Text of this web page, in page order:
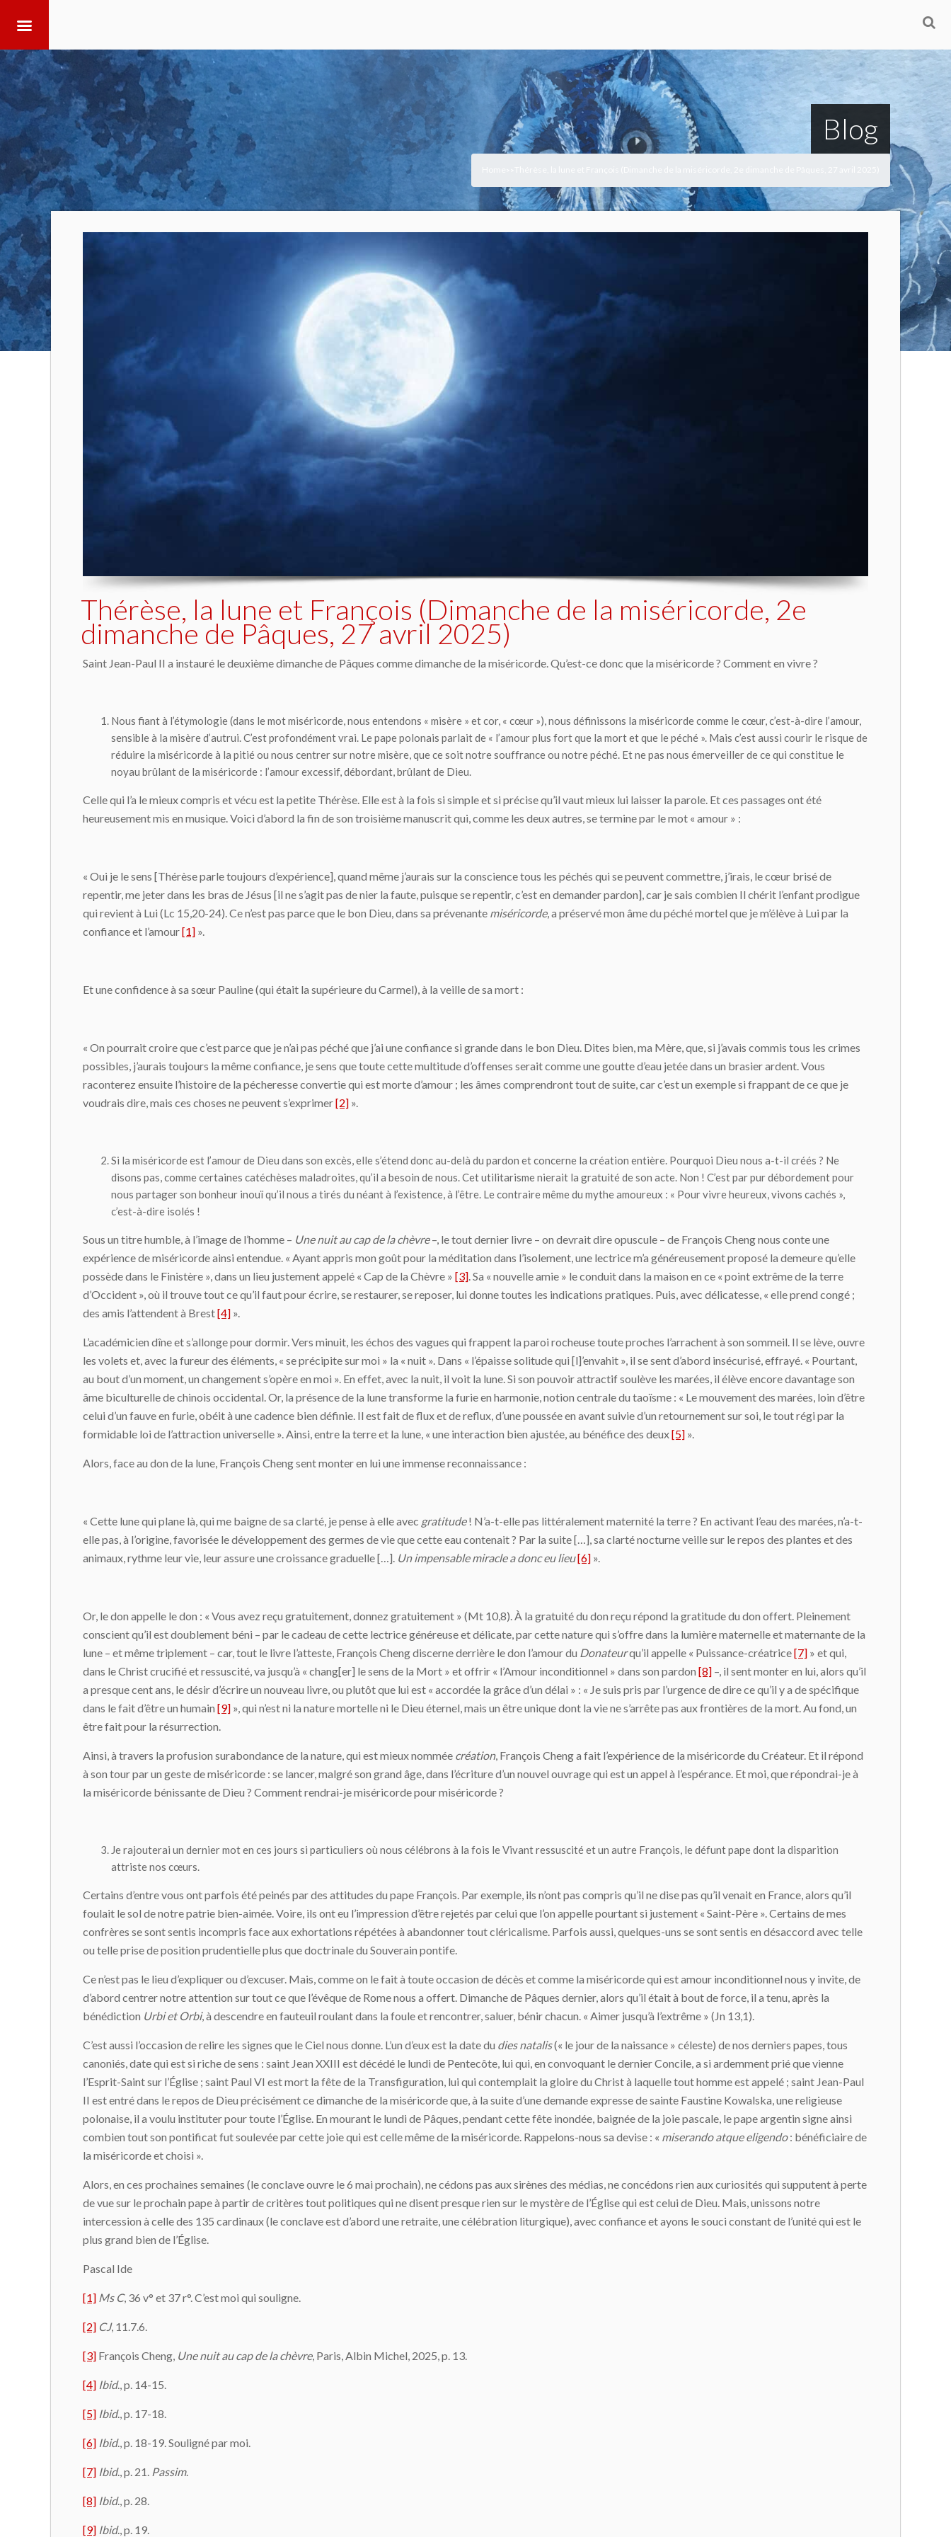
Blog
Thérèse, la lune et François (Dimanche de la miséricorde, 2e
dimanche de Pâques, 27 avril 2025)
Saint Jean-Paul II a instauré le deuxième dimanche de Pâques comme dimanche de la miséricorde. Qu’est-ce donc que la miséricorde ? Comment en vivre ?
Nous fiant à l’étymologie (dans le motmiséricorde, nous entendons « misère » etcor, « cœur »), nous définissons la miséricorde comme le cœur, c’est-à-dire l’amour,
sensible à la misère d’autrui. C’est profondément vrai. Le pape polonais parlait de « l’amour plus fort que la mort et que le péché ». Mais c’est aussi courir le risque de
réduire la miséricorde à la pitié ou nous centrer sur notre misère, que ce soit notre souffrance ou notre péché. Et ne pas nous émerveiller de ce qui constitue le
noyau brûlant de la miséricorde : l’amour excessif, débordant, brûlantde Dieu.
Celle qui l’a le mieux compris et vécu est la petite Thérèse. Elle est à la fois si simple et si précise qu’il vaut mieux lui laisser la parole. Et ces passages ont été
heureusement mis en musique. Voici d’abord la fin de son troisième manuscrit qui, comme les deux autres, se termine par le mot « amour » :
« Oui je le sens [Thérèse parle toujours d’expérience], quand même j’aurais sur la conscience tous les péchés qui se peuvent commettre, j’irais, le cœur brisé de
repentir, me jeter dans les bras de Jésus [il ne s’agit pas de nier la faute, puisque se repentir, c’est en demander pardon], car je sais combien Il chérit l’enfant prodigue
qui revient à Lui (Lc 15,20-24). Ce n’est pas parce que le bon Dieu, dans sa prévenante miséricorde, a préservé mon âme du péché mortel que je m’élève à Lui par la
confiance et l’amour[1] ».
Et une confidence à sa sœur Pauline (qui était la supérieure du Carmel), à la veille de sa mort :
« On pourrait croire que c’est parce que je n’ai pas péché que j’ai une confiance si grande dans le bon Dieu. Dites bien, ma Mère, que, si j’avais commis tous les crimes
possibles, j’aurais toujours la même confiance, je sens que toute cette multitude d’offenses serait comme une goutte d’eau jetée dans un brasier ardent. Vous
raconterez ensuite l’histoire de la pécheresse convertie qui est morte d’amour ; les âmes comprendront tout de suite, car c’est un exemple si frappant de ce que je
voudrais dire, mais ces choses ne peuvent s’exprimer[2] ».
Si la miséricorde est l’amour de Dieu dans son excès, elle s’étend donc au-delà du pardon et concerne la création entière. Pourquoi Dieu nous a-t-il créés ? Ne
disons pas, comme certaines catéchèses maladroites, qu’il a besoin de nous. Cet utilitarisme nierait la gratuité de son acte. Non ! C’est par pur débordement pour
nous partager son bonheur inouï qu’il nous a tirés du néant à l’existence, à l’être. Le contraire même du mythe amoureux : « Pour vivre heureux, vivons cachés »,
c’est-à-dire isolés !
Sous un titre humble, à l’image de l’homme – Une nuit au cap de la chèvre–, le tout dernier livre – on devrait dire opuscule – de François Cheng nous conte une
expérience de miséricorde ainsi entendue. « Ayant appris mon goût pour la méditation dans l’isolement, une lectrice m’a généreusement proposé la demeure qu’elle
possède dans le Finistère », dans un lieu justement appelé « Cap de la Chèvre » [3] . Sa « nouvelle amie » le conduit dans la maison en ce « point extrême de la terre
d’Occident », où il trouve tout ce qu’il faut pour écrire, se restaurer, se reposer, lui donne toutes les indications pratiques. Puis, avec délicatesse, « elle prend congé ;
des amis l’attendent à Brest[4] ».
L’académicien dîne et s’allonge pour dormir. Vers minuit, les échos des vagues qui frappent la paroi rocheuse toute proches l’arrachent à son sommeil. Il se lève, ouvre
les volets et, avec la fureur des éléments, « se précipite sur moi » la « nuit ». Dans « l’épaisse solitude qui [l]’envahit », il se sent d’abord insécurisé, effrayé. « Pourtant,
au bout d’un moment, un changement s’opère en moi ». En effet, avec la nuit, il voit la lune. Si son pouvoir attractif soulève les marées, il élève encore davantage son
âme biculturelle de chinois occidental. Or, la présence de la lune transforme la furie en harmonie, notion centrale du taoïsme : « Le mouvement des marées, loin d’être
celui d’un fauve en furie, obéit à une cadence bien définie. Il est fait de flux et de reflux, d’une poussée en avant suivie d’un retournement sur soi, le tout régi par la
formidable loi de l’attraction universelle ». Ainsi, entre la terre et la lune, « une interaction bien ajustée, au bénéfice des deux[5] ».
Alors, face au don de la lune, François Cheng sent monter en lui une immense reconnaissance :
« Cette lune qui plane là, qui me baigne de sa clarté, je pense à elle avec gratitude! N’a-t-elle pas littéralement maternité la terre ? En activant l’eau des marées, n’a-t-
elle pas, à l’origine, favorisée le développement des germes de vie que cette eau contenait ? Par la suite […], sa clarté nocturne veille sur le repos des plantes et des
animaux, rythme leur vie, leur assure une croissance graduelle […]. Un impensable miracle a donc eu lieu[6] ».
Or, le don appelle le don : « Vous avez reçu gratuitement, donnez gratuitement » (Mt 10,8). À la gratuité du don reçu répond la gratitude du don offert. Pleinement
conscient qu’il est doublement béni – par le cadeau de cette lectrice généreuse et délicate, par cette nature qui s’offre dans la lumière maternelle et maternante de la
lune – et même triplement – car, tout le livre l’atteste, François Cheng discerne derrière le don l’amour du Donateurqu’il appelle « Puissance-créatrice[7] » et qui,
dans le Christ crucifié et ressuscité, va jusqu’à « chang[er] le sens de la Mort » et offrir « l’Amour inconditionnel » dans son pardon [8] –, il sent monter en lui, alors qu’il
a presque cent ans, le désir d’écrire un nouveau livre, ou plutôt que lui est « accordée la grâce d’un délai » : « Je suis pris par l’urgence de dire ce qu’il y a de spécifique
dans le fait d’être un humain [9] », qui n’est ni la nature mortelle ni le Dieu éternel, mais un être unique dont la vie ne s’arrête pas aux frontières de la mort. Au fond, un
être fait pour la résurrection.
Ainsi, à travers la profusion surabondance de la nature, qui est mieux nommée création, François Cheng a fait l’expérience de la miséricorde du Créateur. Et il répond
à son tour par un geste de miséricorde : se lancer, malgré son grand âge, dans l’écriture d’un nouvel ouvrage qui est un appel à l’espérance. Et moi, que répondrai-je à
la miséricorde bénissante de Dieu ? Comment rendrai-je miséricorde pour miséricorde ?
Je rajouterai un dernier mot en ces jours si particuliers où nous célébrons à la fois le Vivant ressuscité et un autre François, le défunt pape dont la disparition
attriste nos cœurs.
Certains d’entre vous ont parfois été peinés par des attitudes du pape François. Par exemple, ils n’ont pas compris qu’il ne dise pas qu’il venait en France, alors qu’il
foulait le sol de notre patrie bien-aimée. Voire, ils ont eu l’impression d’être rejetés par celui que l’on appelle pourtant si justement « Saint-Père ». Certains de mes
confrères se sont sentis incompris face aux exhortations répétées à abandonner tout cléricalisme. Parfois aussi, quelques-uns se sont sentis en désaccord avec telle
ou telle prise de position prudentielle plus que doctrinale du Souverain pontife.
Ce n’est pas le lieu d’expliquer ou d’excuser. Mais, comme on le fait à toute occasion de décès et comme la miséricorde qui est amour inconditionnel nous y invite, de
d’abord centrer notre attention sur tout ce que l’évêque de Rome nous a offert. Dimanche de Pâques dernier, alors qu’il était à bout de force, il a tenu, après la
bénédiction Urbi et Orbi, à descendre en fauteuil roulant dans la foule et rencontrer, saluer, bénir chacun. « Aimer jusqu’à l’extrême » (Jn 13,1).
C’est aussi l’occasion de relire les signes que le Ciel nous donne. L’un d’eux est la date du dies natalis(« le jour de la naissance » céleste) de nos derniers papes, tous
canoniés, date qui est si riche de sens : saint Jean XXIII est décédé le lundi de Pentecôte, lui qui, en convoquant le dernier Concile, a si ardemment prié que vienne
l’Esprit-Saint sur l’Église ; saint Paul VI est mort la fête de la Transfiguration, lui qui contemplait la gloire du Christ à laquelle tout homme est appelé ; saint Jean-Paul
II est entré dans le repos de Dieu précisément ce dimanche de la miséricorde que, à la suite d’une demande expresse de sainte Faustine Kowalska, une religieuse
polonaise, il a voulu instituter pour toute l’Église. En mourant le lundi de Pâques, pendant cette fête inondée, baignée de la joie pascale, le pape argentin signe ainsi
combien tout son pontificat fut soulevée par cette joie qui est celle même de la miséricorde. Rappelons-nous sa devise : « miserando atque eligendo: bénéficiaire de
la miséricorde et choisi ».
Alors, en ces prochaines semaines (le conclave ouvre le 6 mai prochain), ne cédons pas aux sirènes des médias, ne concédons rien aux curiosités qui supputent à perte
de vue sur le prochain pape à partir de critères tout politiques qui ne disent presque rien sur le mystère de l’Église qui est celui de Dieu. Mais, unissons notre
intercession à celle des 135 cardinaux (le conclave est d’abord une retraite, une célébration liturgique), avec confiance et ayons le souci constant de l’unité qui est le
plus grand bien de l’Église.
Pascal Ide
[1] Ms C, 36 v° et 37 r°. C’est moi qui souligne.
[2] CJ, 11.7.6.
[3] François Cheng, Une nuit au cap de la chèvre, Paris, Albin Michel, 2025, p. 13.
[4] Ibid., p. 14-15.
[5] Ibid., p. 17-18.
[6] Ibid., p. 18-19. Souligné par moi.
[7] Ibid., p. 21. Passim.
[8] Ibid., p. 28.
[9] Ibid., p. 19.